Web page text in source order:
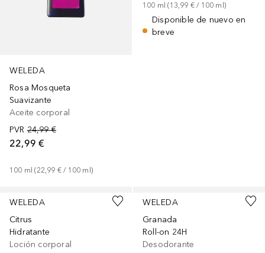
WELEDA
Rosa Mosqueta
Suavizante
Aceite corporal
PVR 24,99 €
22,99 €
100 ml (22,99 € / 100 ml)
100 ml (13,99 € / 100 ml)
Disponible de nuevo en
breve
WELEDA
Citrus
Hidratante
Loción corporal
WELEDA
Granada
Roll-on 24H
Desodorante